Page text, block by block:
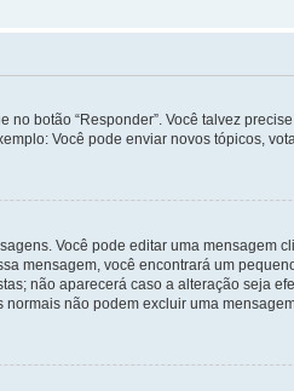
botão “Responder”. Você talvez
Você pode enviar novos tópicos,
Você pode editar uma mensagem
mensagem, você encontrará um
não aparecerá caso a alteração seja
não podem excluir uma